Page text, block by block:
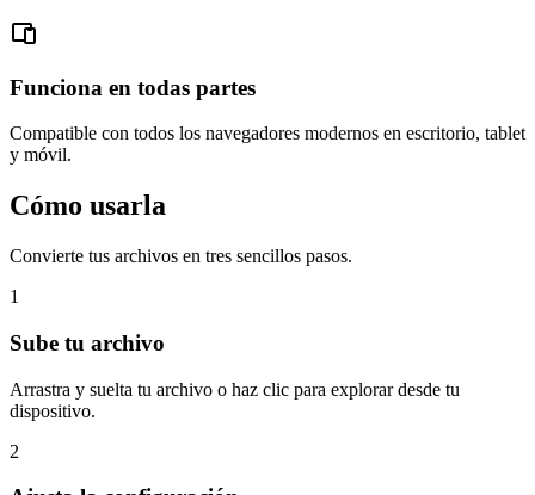
Funciona en todas partes
Compatible con todos los navegadores modernos en escritorio, tablet
y móvil.
Cómo usarla
Convierte tus archivos en tres sencillos pasos.
1
Sube tu archivo
Arrastra y suelta tu archivo o haz clic para explorar desde tu
dispositivo.
2